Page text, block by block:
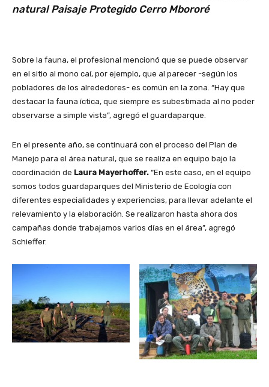
natural Paisaje Protegido Cerro Mbororé
Sobre la fauna, el profesional mencionó que se puede observar
en el sitio al mono caí, por ejemplo, que al parecer -según los
pobladores de los alrededores- es común en la zona. “Hay que
destacar la fauna íctica, que siempre es subestimada al no poder
observarse a simple vista”, agregó el guardaparque.
En el presente año, se continuará con el proceso del Plan de
Manejo para el área natural, que se realiza en equipo bajo la
coordinación de Laura Mayerhoffer. “En este caso, en el equipo
somos todos guardaparques del Ministerio de Ecología con
diferentes especialidades y experiencias, para llevar adelante el
relevamiento y la elaboración. Se realizaron hasta ahora dos
campañas donde trabajamos varios días en el área”, agregó
Schieffer.